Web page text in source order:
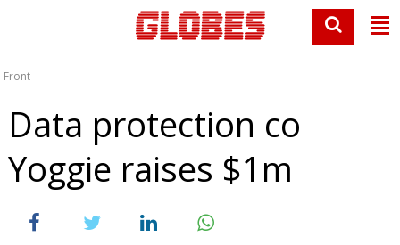
Front
Data protection co
Yoggie raises $1m